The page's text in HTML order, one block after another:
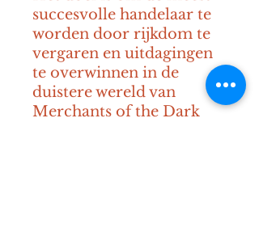
succesvolle handelaar te
worden door rijkdom te
vergaren en uitdagingen
te overwinnen in de
duistere wereld van
Merchants of the Dark